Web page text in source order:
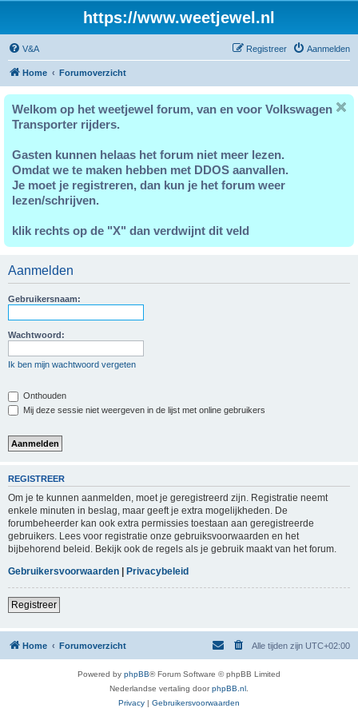
https://www.weetjewel.nl
V&A Aanmelden
Registreer
Home Forumoverzicht
Welkom op het weetjewel forum, van en voor Volkswagen
Transporter rijders.
Gasten kunnen helaas het forum niet meer lezen.
Omdat we te maken hebben met DDOS aanvallen.
Je moet je registreren, dan kun je het forum weer
lezen/schrijven.
klik rechts op de "X" dan verdwijnt dit veld
Aanmelden
Gebruikersnaam:
Wachtwoord:
Ik ben mijn wachtwoord vergeten
Onthouden
Mij deze sessie niet weergeven in de lijst met online gebruikers
REGISTREER
Om je te kunnen aanmelden, moet je geregistreerd zijn. Registratie neemt
enkele minuten in beslag, maar geeft je extra mogelijkheden. De
forumbeheerder kan ook extra permissies toestaan aan geregistreerde
gebruikers. Lees voor registratie onze gebruiksvoorwaarden en het
bijbehorend beleid. Bekijk ook de regels als je gebruik maakt van het forum.
Gebruikersvoorwaarden | Privacybeleid
Registreer
Home Forumoverzicht Alle tijden zijn UTC+02:00
Powered by phpBB® Forum Software © phpBB Limited
Nederlandse vertaling doorphpBB.nl
Privacy | Gebruikersvoorwaarden